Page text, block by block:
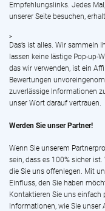
Empfehlungslinks. Jedes
unserer Seite besuchen,
>
Das’s ist alles. Wir sammeln
lassen keine lästige Pop-up-
das wir verwenden, ist ein
Bewertungen
zuverlässige Informationen
unser Wort darauf vertrauen.
Werden Sie unser Partner!
Wenn Sie unserem
sein, dass es 100% sicher
die Sie uns offenlegen. Mit
Einfluss, den Sie haben
Kontaktieren Sie uns einfach
Informationen, wie Sie unser